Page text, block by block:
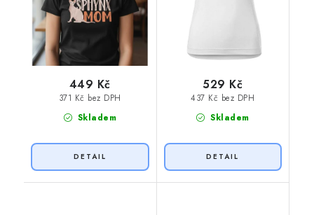
Skladem
371 Kč bez DPH
449 Kč
Skladem
437 Kč bez DPH
529 Kč